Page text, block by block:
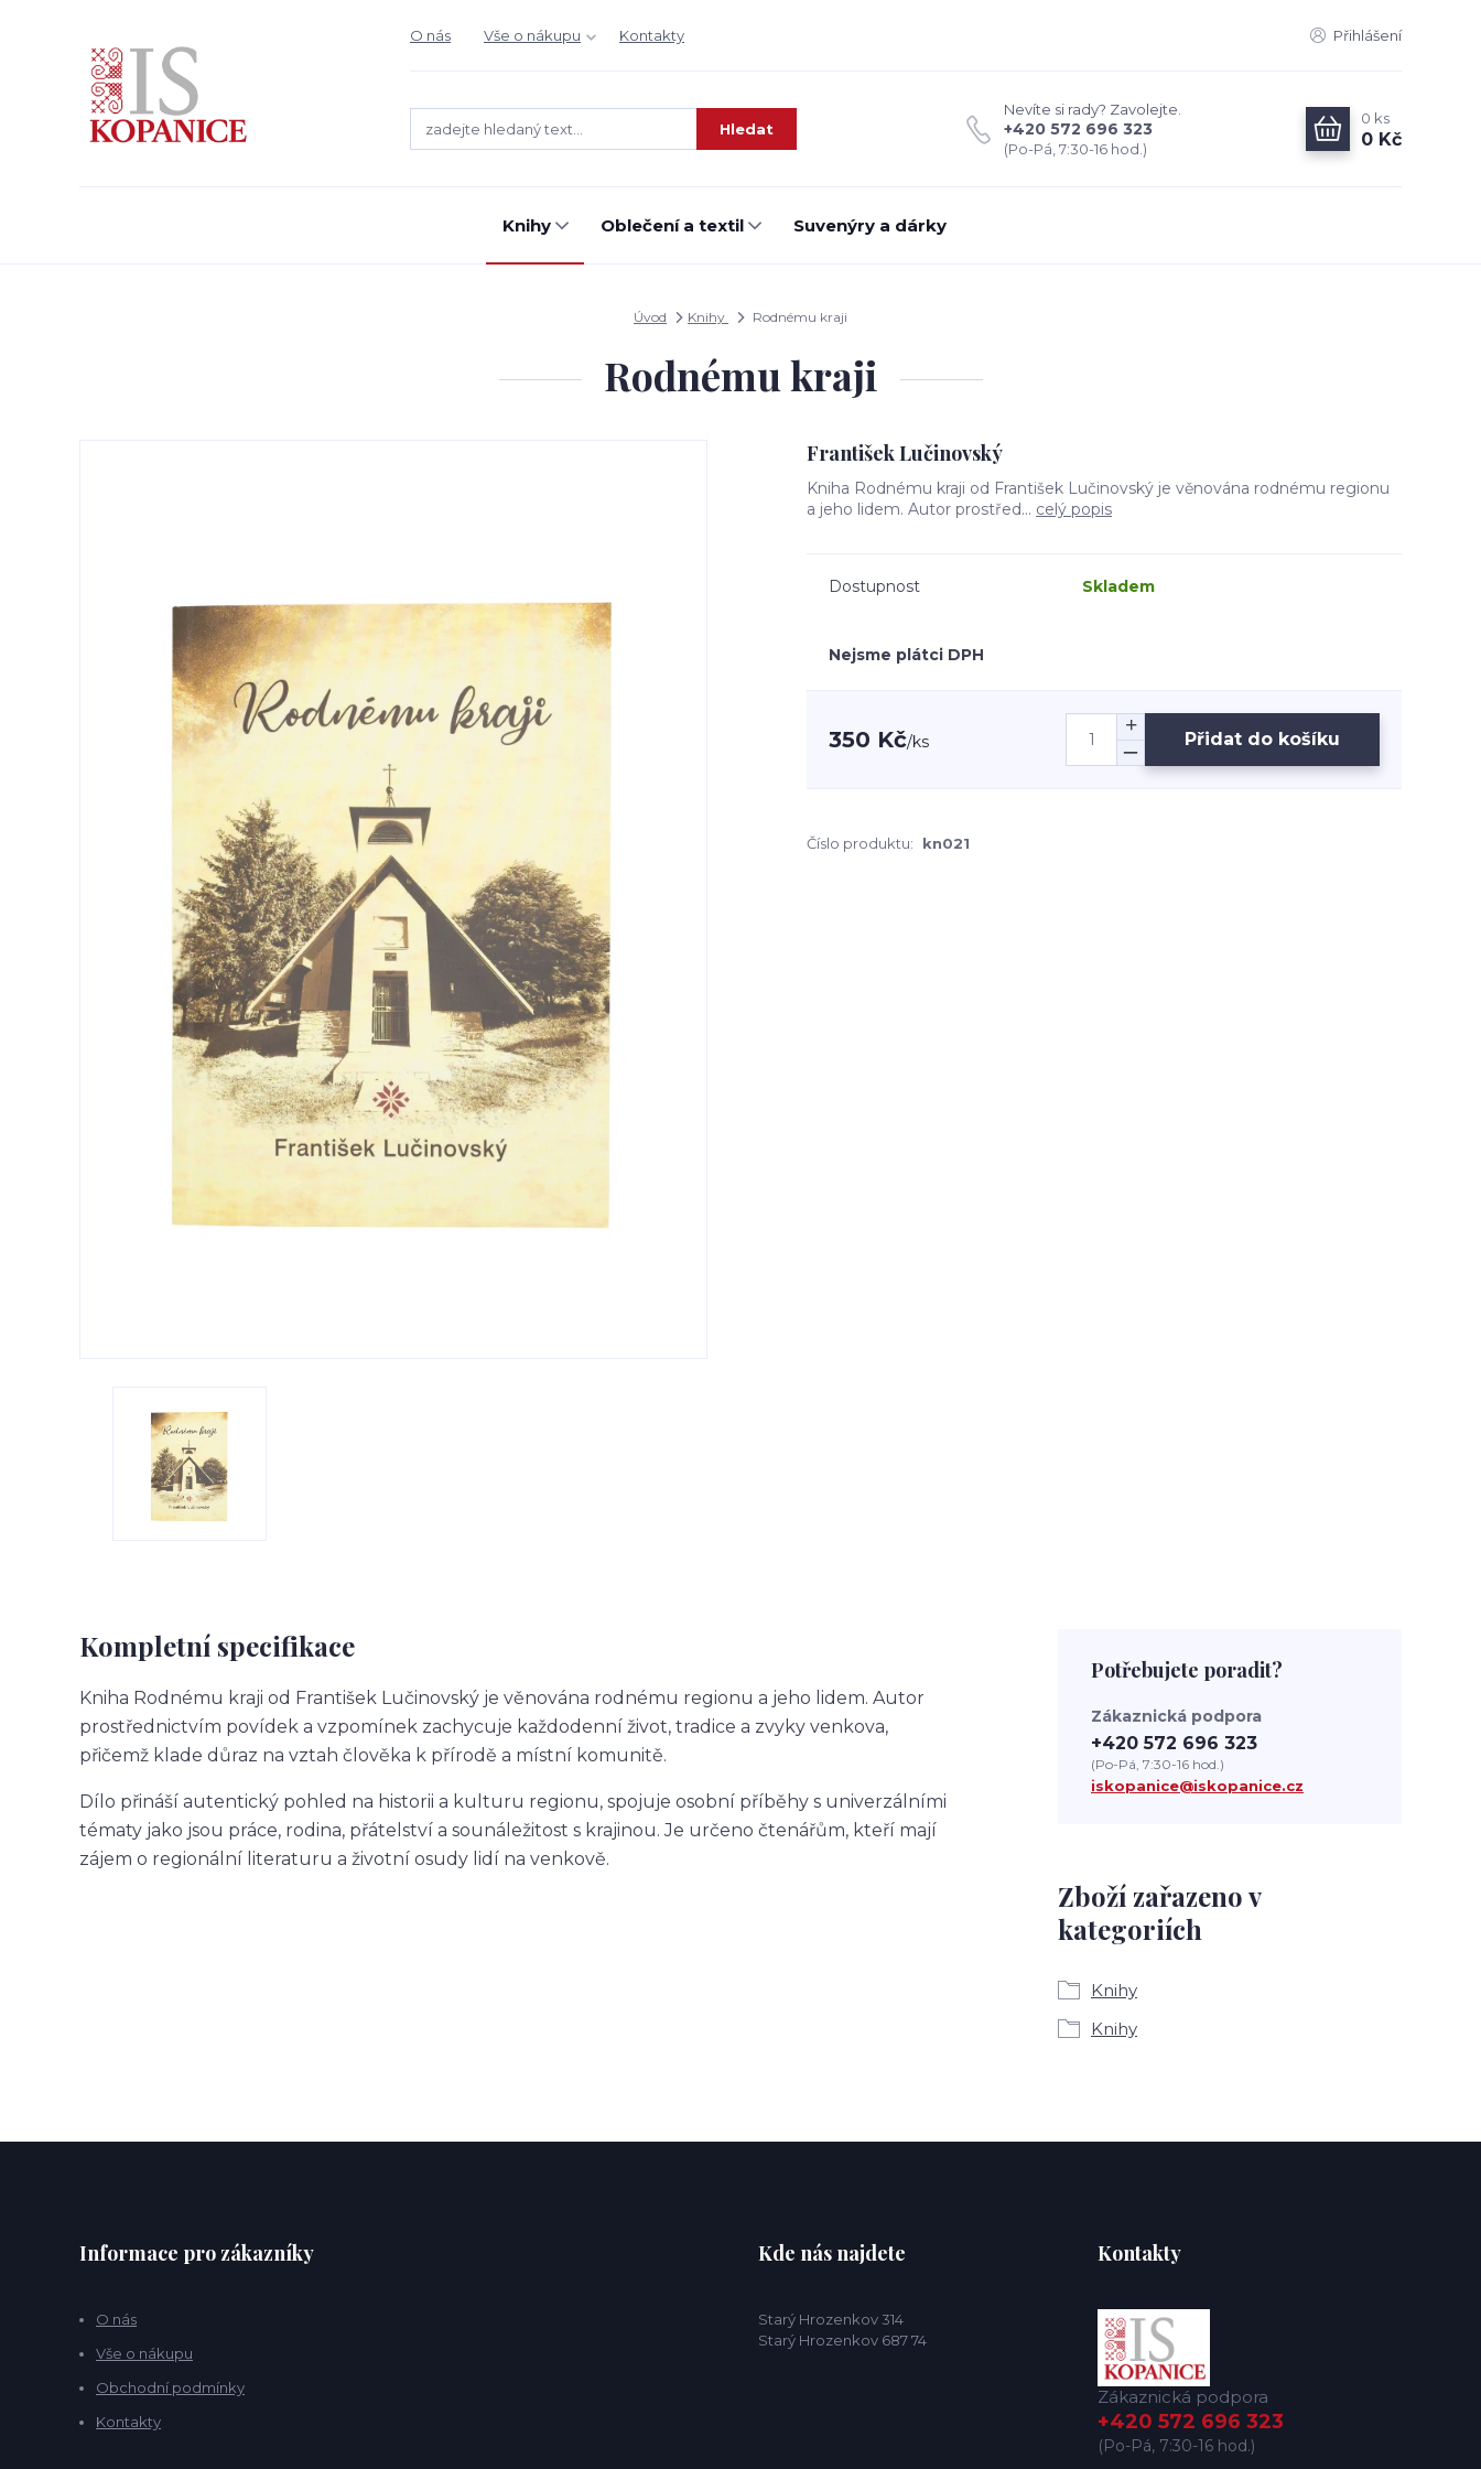
O nás Vše o nákupu Kontakty Přihlášení
Hledat
Nevíte si rady? Zavolejte.
+420 572 696 323
(Po-Pá, 7:30-16 hod.)
0 ks
0 Kč
Knihy Oblečení a textil Suvenýry a dárky
Úvod Knihy Rodnému kraji
Rodnému kraji
František Lučinovský
Kniha Rodnému kraji od František Lučinovský je věnována rodnému regionu
a jeho lidem. Autor prostřed... celý popis
Dostupnost Skladem
Nejsme plátci DPH
350 Kč/ks Přidat do košíku
Číslo produktu: kn021
Kompletní specifikace
Kniha Rodnému kraji od František Lučinovský je věnována rodnému regionu a jeho lidem. Autor
prostřednictvím povídek a vzpomínek zachycuje každodenní život, tradice a zvyky venkova,
přičemž klade důraz na vztah člověka k přírodě a místní komunitě.
Dílo přináší autentický pohled na historii a kulturu regionu, spojuje osobní příběhy s univerzálními
tématy jako jsou práce, rodina, přátelství a sounáležitost s krajinou. Je určeno čtenářům, kteří mají
zájem o regionální literaturu a životní osudy lidí na venkově.
Zboží zařazeno v
kategoriích
Knihy
Knihy
Potřebujete poradit?
Zákaznická podpora
+420 572 696 323
(Po-Pá, 7:30-16 hod.)
iskopanice@iskopanice.cz
Informace pro zákazníky
O nás
Vše o nákupu
Obchodní podmínky
Kontakty
Kde nás najdete
Starý Hrozenkov 314
Starý Hrozenkov 687 74
Kontakty
Zákaznická podpora
+420 572 696 323
(Po-Pá, 7:30-16 hod.)